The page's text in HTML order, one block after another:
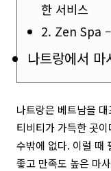
한 서비스
2. Zen Spa
나트랑에서
나트랑은 베트남을
티비티가 가득한 곳
수밖에 없다. 이럴 때
좋고 만족도 높은 마